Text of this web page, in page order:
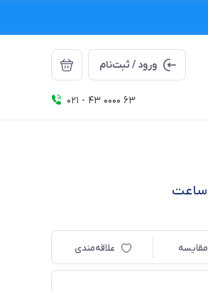
ورود / ثبت‌نام
021 - 43 0000 63
مقایسه علاقه‌مندی